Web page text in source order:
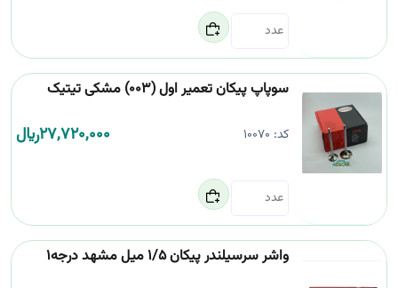
سوپاپ پیکان تعمیر اول (003) مشکی تیتیک
کد: 10070
27,720,000﷼
واشر سرسیلندر پیکان 1/5 میل مشهد درجه1